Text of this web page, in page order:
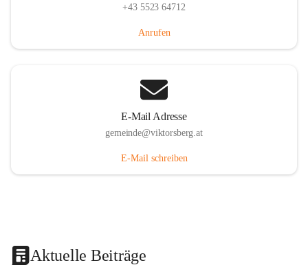
+43 5523 64712
Anrufen
E-Mail Adresse
gemeinde@viktorsberg.at
E-Mail schreiben
Aktuelle Beiträge